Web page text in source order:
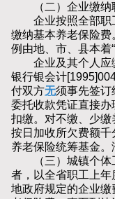
（二）企业缴纳
企业按照全部职
缴纳基本养老保险
例由地、市、县本着
企业及其个人应
银行银会计
付双方无须事先签订
委托收款凭证直接办
扣缴。对不缴、少
按日加收所欠费额
养老保险统筹基金。
（三）城镇个体
者，以全省职工上
地政府规定的企业